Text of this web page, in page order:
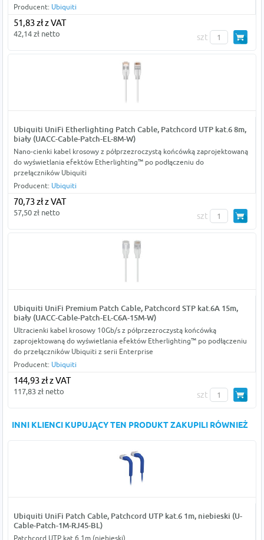
Producent: Ubiquiti
51,83 zł z VAT
42,14 zł netto szt
Ubiquiti UniFi Etherlighting Patch Cable, Patchcord UTP kat.6 8m,
biały (UACC-Cable-Patch-EL-8M-W)
Nano-cienki kabel krosowy z półprzezroczystą końcówką zaprojektowaną
do wyświetlania efektów Etherlighting™ po podłączeniu do
przełączników Ubiquiti
Producent: Ubiquiti
70,73 zł z VAT
57,50 zł netto szt
Ubiquiti UniFi Premium Patch Cable, Patchcord STP kat.6A 15m,
biały (UACC-Cable-Patch-EL-C6A-15M-W)
Ultracienki kabel krosowy 10Gb/s z półprzezroczystą końcówką
zaprojektowaną do wyświetlania efektów Etherlighting™ po podłączeniu
do przełączników Ubiquiti z serii Enterprise
Producent: Ubiquiti
144,93 zł z VAT
117,83 zł netto szt
INNI KLIENCI KUPUJĄCY TEN PRODUKT ZAKUPILI RÓWNIEŻ
Ubiquiti UniFi Patch Cable, Patchcord UTP kat.6 1m, niebieski (U-
Cable-Patch-1M-RJ45-BL)
Patchcord UTP kat.6 1m (niebieski)